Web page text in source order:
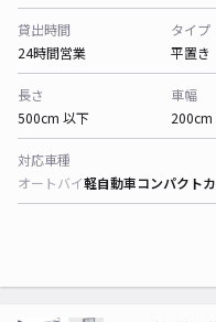
貸出時間
24時間営業
タイプ
平置き
長さ
500cm 以下
車幅
200cm
対応車種
オートバイ軽自動車コンパクト